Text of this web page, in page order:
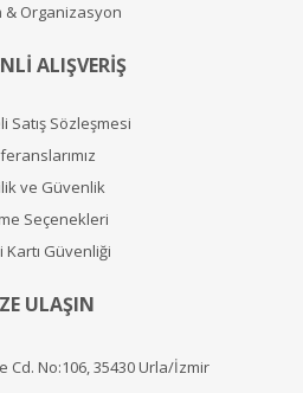
& Organizasyon
ALIŞVERİŞ
Satış Sözleşmesi
ve Güvenlik
Seçenekleri
Kartı Güvenliği
ULAŞIN
Cd. No:106, 35430 Urla/İzmir